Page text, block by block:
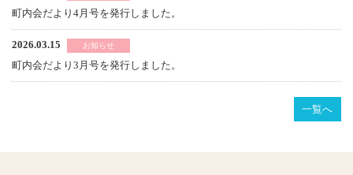
町内会だより4月号を発行しました。
2026.03.15 お知らせ
町内会だより3月号を発行しました。
一覧へ